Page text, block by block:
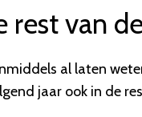
rest van
al laten
jaar ook in de